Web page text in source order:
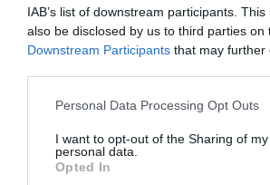
IAB’s list of downstream participants.
also be disclosed by us to third parties on
Downstream Participants that may further
Please note that this website/app uses
not limited to your visit or usage
grant or deny consent to Google and its
use your data for below specified
Personal Data Processing Opt Outs
I want to opt-out of the Sharing of my
personal data.
Opted In
TAP obtém melhores resultados
dos seus pares em rating de
sustentabilidade
16 Jan 12:07